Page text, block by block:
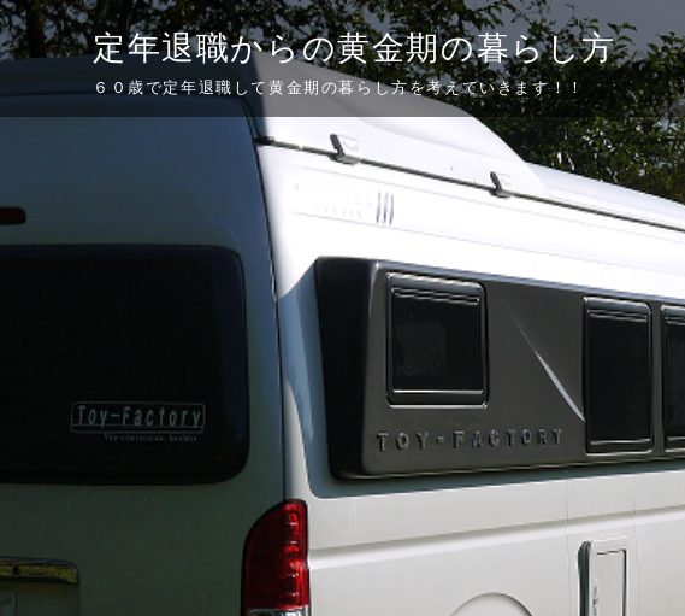
Skip
to
定年退職からの黄金期の暮らし方
６０歳で定年退職して黄金期の暮らし方を考えていきます！！